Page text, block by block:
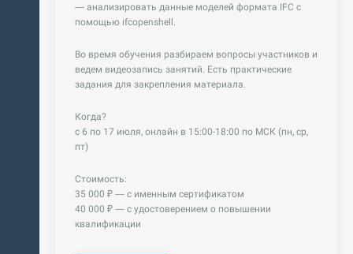
— анализировать данные моделей формата IFC с
помощью ifcopenshell.
Во время обучения разбираем вопросы участников и
ведем видеозапись занятий. Есть практические
задания для закрепления материала.
Когда?
с 6 по 17 июля, онлайн в 15:00-18:00 по МСК (пн, ср,
пт)
Стоимость:
35 000 ₽ — с именным сертификатом
40 000 ₽ — с удостоверением о повышении
квалификации